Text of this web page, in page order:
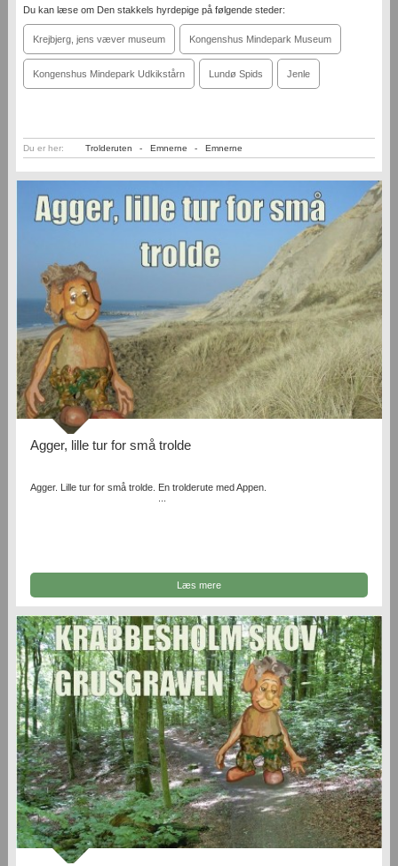
Du kan læse om Den stakkels hyrdepige på følgende steder:
Krejbjerg, jens væver museum Kongenshus Mindepark Museum
Kongenshus Mindepark Udkikstårn Lundø Spids Jenle
Du er her: Trolderuten - Emnerne - Emnerne
Agger, lille tur for små trolde
Agger. Lille tur for små trolde. En trolderute med Appen.
Læs mere